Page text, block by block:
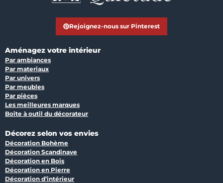
Rejoignez-nous sur Pinterest
Aménagez votre intérieur
Par ambiances
Par materiaux
Par univers
Par meubles
Par pièces
Les meilleures marques
Boîte à outil du décorateur
Décorez selon vos envies
Décoration Bohème
Décoration Scandinave
Décoration en Bois
Décoration en Pierre
Décoration d’intérieur